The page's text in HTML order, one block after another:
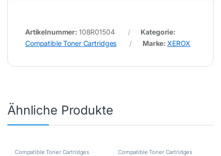
Artikelnummer: 108R01504
Kategorie:
Compatible Toner Cartridges
Marke: XEROX
Ähnliche Produkte
Compatible Toner Cartridges Compatible Toner Cartridges